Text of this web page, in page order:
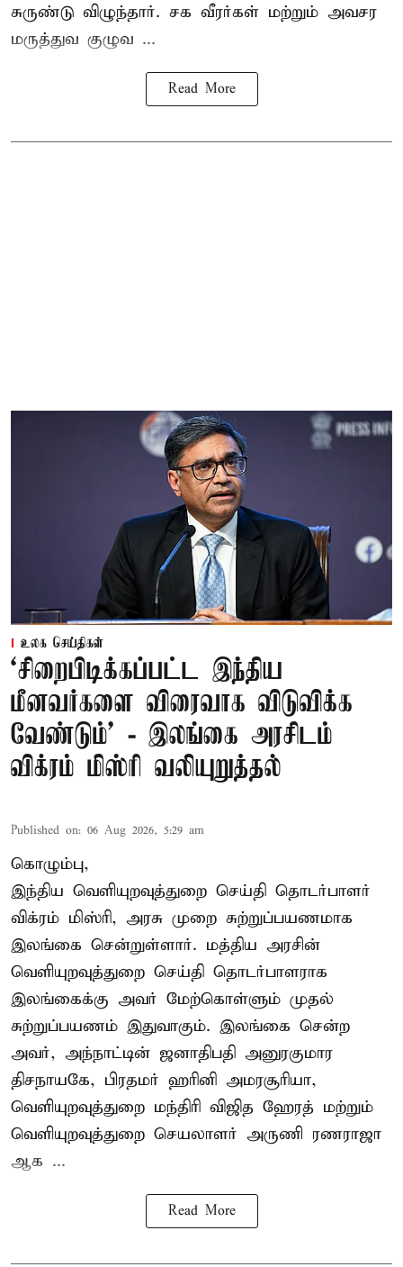
சுருண்டு விழுந்தார். சக வீரர்கள் மற்றும் அவசர
மருத்துவ குழுவ ...
Read More
உலக செய்திகள்
‘சிறைபிடிக்கப்பட்ட இந்திய
மீனவர்களை விரைவாக விடுவிக்க
வேண்டும்' - இலங்கை அரசிடம்
விக்ரம் மிஸ்ரி வலியுறுத்தல்
Published on: 06 Aug 2026, 5:29 am
கொழும்பு,
இந்திய வெளியுறவுத்துறை செய்தி தொடர்பாளர்
விக்ரம் மிஸ்ரி, அரசு முறை சுற்றுப்பயணமாக
இலங்கை சென்றுள்ளார். மத்திய அரசின்
வெளியுறவுத்துறை செய்தி தொடர்பாளராக
இலங்கைக்கு அவர் மேற்கொள்ளும் முதல்
சுற்றுப்பயணம் இதுவாகும். இலங்கை சென்ற
அவர், அந்நாட்டின் ஜனாதிபதி அனுரகுமார
திசநாயகே, பிரதமர் ஹரினி அமரசூரியா,
வெளியுறவுத்துறை மந்திரி விஜித ஹேரத் மற்றும்
வெளியுறவுத்துறை செயலாளர் அருணி ரணராஜா
ஆக ...
Read More